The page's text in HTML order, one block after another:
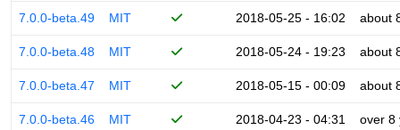
7.0.0-beta.49 MIT 2018-05-25 - 16:02 about
7.0.0-beta.48 MIT 2018-05-24 - 19:23 about
7.0.0-beta.47 MIT 2018-05-15 - 00:09 about
7.0.0-beta.46 MIT 2018-04-23 - 04:31 over 8